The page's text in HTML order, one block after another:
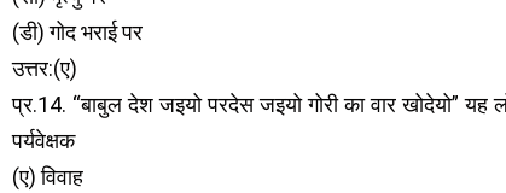
(डी) गोद भराई पर
उत्तर:(ए)
प्र.14. “बाबुल देश जइयो परदेस जइयो गोरी का वार खोदेयो” यह
पर्यवेक्षक
(ए) विवाह